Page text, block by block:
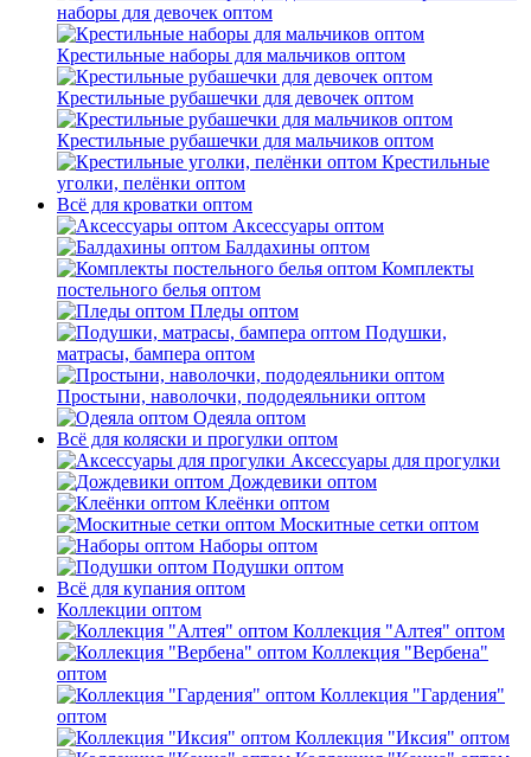
наборы для девочек оптом
Крестильные наборы для мальчиков оптом
Крестильные рубашечки для девочек оптом
Крестильные рубашечки для мальчиков оптом
Крестильные
уголки, пелёнки оптом
Всё для кроватки оптом
Аксессуары оптом
Балдахины оптом
Комплекты
постельного белья оптом
Пледы оптом
Подушки,
матрасы, бампера оптом
Простыни, наволочки, пододеяльники оптом
Одеяла оптом
Всё для коляски и прогулки оптом
Аксессуары для прогулки
Дождевики оптом
Клеёнки оптом
Москитные сетки оптом
Наборы оптом
Подушки оптом
Всё для купания оптом
Коллекции оптом
Коллекция "Алтея" оптом
Коллекция "Вербена"
оптом
Коллекция "Гардения"
оптом
Коллекция "Иксия" оптом